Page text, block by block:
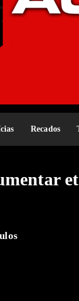
Recados